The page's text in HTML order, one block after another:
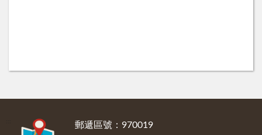
郵遞區號：970019